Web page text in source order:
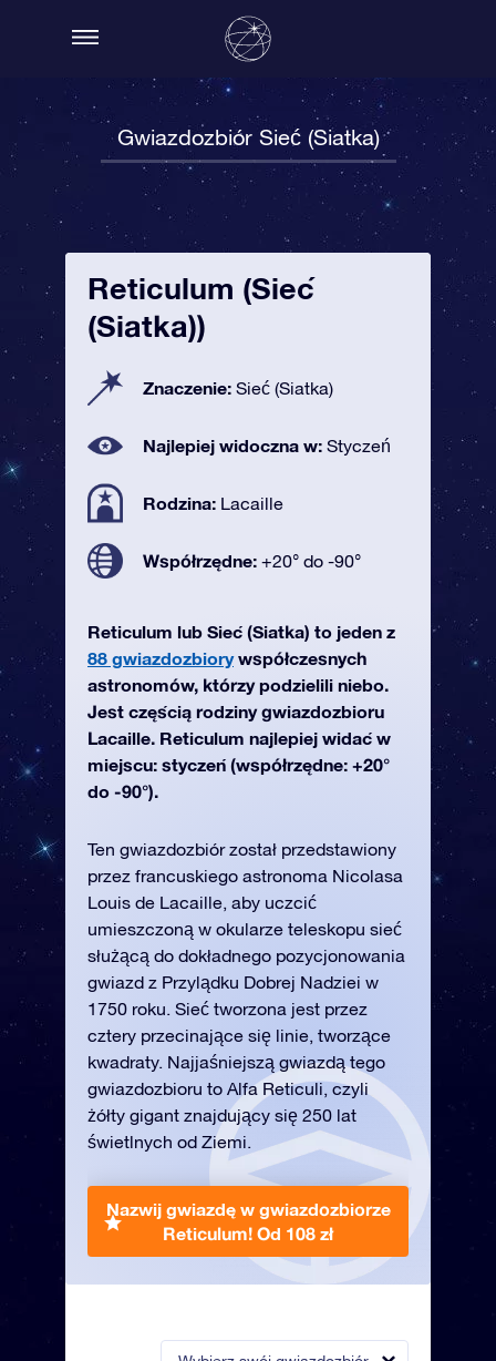
Gwiazdozbiór Sieć (Siatka)
Reticulum (Sieć
(Siatka))
Znaczenie: Sieć (Siatka)
Najlepiej widoczna w: Styczeń
Rodzina: Lacaille
Współrzędne: +20° do -90°
Reticulum lub Sieć (Siatka) to jeden z
88 gwiazdozbiorywspółczesnych
astronomów, którzy podzielili niebo.
Jest częścią rodziny gwiazdozbioru
Lacaille. Reticulum najlepiej widać w
miejscu: styczeń (współrzędne: +20°
do -90°).
Ten gwiazdozbiór został przedstawiony
przez francuskiego astronoma Nicolasa
Louis de Lacaille, aby uczcić
umieszczoną w okularze teleskopu sieć
służącą do dokładnego pozycjonowania
gwiazd z Przylądku Dobrej Nadziei w
1750 roku. Sieć tworzona jest przez
cztery przecinające się linie, tworzące
kwadraty. Najjaśniejszą gwiazdą tego
gwiazdozbioru to Alfa Reticuli, czyli
żółty gigant znajdujący się 250 lat
świetlnych od Ziemi.
Nazwij gwiazdę w gwiazdozbiorze
Reticulum! Od 108 zł